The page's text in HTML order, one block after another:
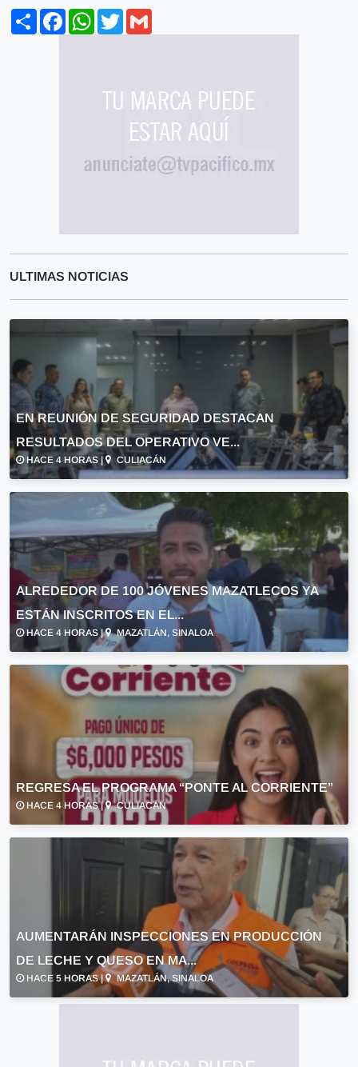
ShareFacebookWhatsApp
Twitter
ULTIMAS NOTICIAS
EN REUNIÓN DE SEGURIDAD DESTACAN
RESULTADOS DEL OPERATIVO VE...
HACE 4 HORAS | CULIACÁN
ALREDEDOR DE 100 JÓVENES MAZATLECOS YA
ESTÁN INSCRITOS EN EL...
HACE 4 HORAS | MAZATLÁN, SINALOA
REGRESA EL PROGRAMA “PONTE AL CORRIENTE”
HACE 4 HORAS | CULIACÁN
AUMENTARÁN INSPECCIONES EN PRODUCCIÓN
DE LECHE Y QUESO EN MA...
HACE 5 HORAS | MAZATLÁN, SINALOA